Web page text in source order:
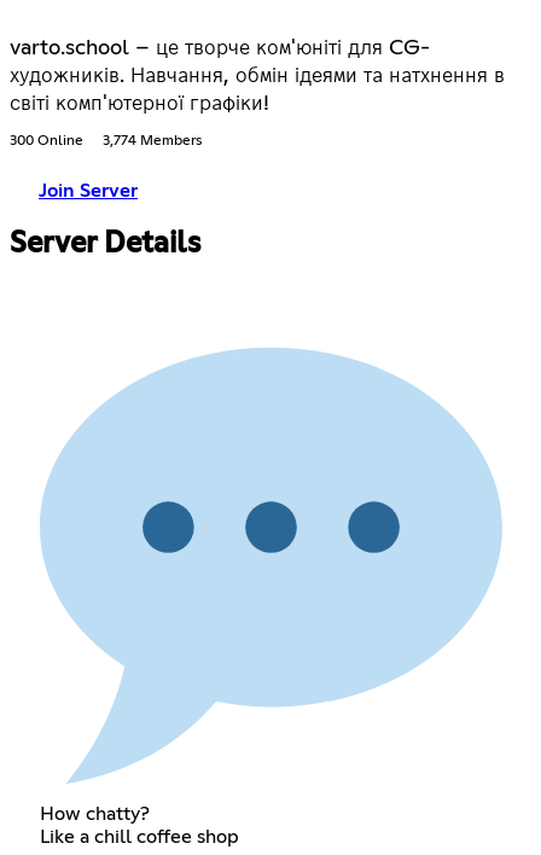
varto.school – це творче ком'юніті для CG-
художників. Навчання, обмін ідеями та натхнення в
світі комп'ютерної графіки!
300 Online 3,774 Members
Join Server
Server Details
How chatty?
Like a chill coffee shop